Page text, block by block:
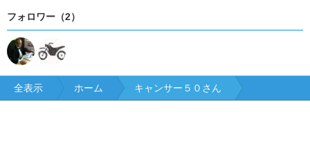
フォロワー（2）
全表示 ホーム キャンサー５０さん